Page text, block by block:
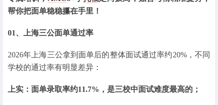
帮你把面单稳稳攥在手里！
01、 上海三公面单通过率
2026年上海三公拿到面单后的整体面试通过率约20%，不同
学校的通过率有明显差异：
上实：面单录取率约11.7%，是三校中面试难度最高的；